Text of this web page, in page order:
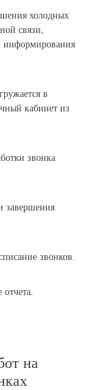
холодных
связи,
информирования
в
кабинет из
звонка
завершения
звонков.
отчета.
на